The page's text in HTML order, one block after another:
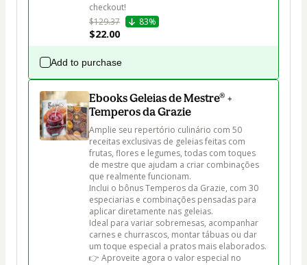
checkout!
$129.37
83%
$22.00
Add to purchase
Ebooks Geleias de Mestre® +
Temperos da Grazie
Amplie seu repertório culinário com 50
receitas exclusivas de geleias feitas com
frutas, flores e legumes, todas com toques
de mestre que ajudam a criar combinações
que realmente funcionam.
Inclui o bônus Temperos da Grazie, com 30
especiarias e combinações pensadas para
aplicar diretamente nas geleias.
Ideal para variar sobremesas, acompanhar
carnes e churrascos, montar tábuas ou dar
um toque especial a pratos mais elaborados.
👉 Aproveite agora o valor especial no